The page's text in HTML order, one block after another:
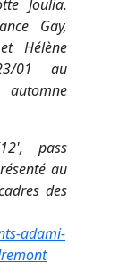
Joulia.
Gay,
Hélène
01 au
automne
pass
au
des
adami-